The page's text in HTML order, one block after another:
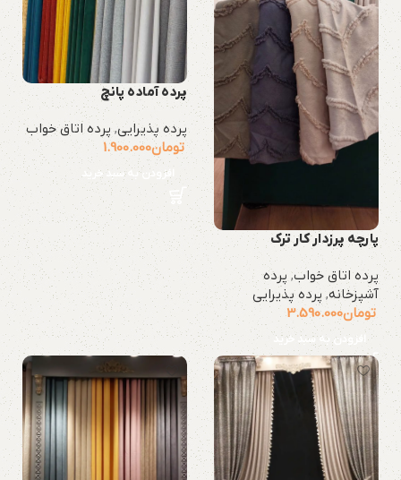
پارچه پرزدار کار ترک
پرده اتاق خواب, پرده
آشپزخانه, پرده پذیرایی
تومان3.590.000
افزودن به سبد خرید
پرده آماده پانچ
پرده پذیرایی, پرده اتاق خواب
تومان1.900.000
افزودن به سبد خرید